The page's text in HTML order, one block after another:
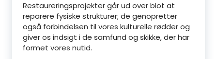
Restaureringsprojekter går ud over blot at
reparere fysiske strukturer; de genopretter
også forbindelsen til vores kulturelle rødder og
giver os indsigt i de samfund og skikke, der har
formet vores nutid.